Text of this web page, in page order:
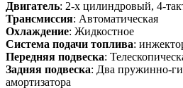
Двигатель: 2-х цилиндровый, 4-
Трансмиссия: Автоматическая
Охлаждение: Жидкостное
Система подачи топлива:
Передняя подвеска:
Задняя подвеска: Два пружинно-
амортизатора